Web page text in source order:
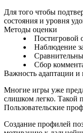
Для того чтобы
состояния и уровня
Методы оценки
Постигровой
Наблюдение
Сбор
Важность адаптации и
Многие игры уже
слишком легко. Такой
Пользовательские
Создание профилей